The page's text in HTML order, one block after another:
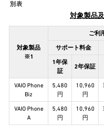
別表
対象製品
対象製品
※1
ご利
サポート料金
1年保
証
2年保証
VAIO Phone
Biz
5,480
円
10,960
円
VAIO Phone
A
5,480
円
10,960
円